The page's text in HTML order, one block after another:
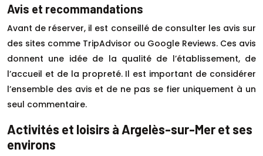
Avis et recommandations
Avant de réserver, il est conseillé de consulter les avis sur
des sites comme TripAdvisor ou Google Reviews. Ces avis
donnent une idée de la qualité de l’établissement, de
l’accueil et de la propreté. Il est important de considérer
l’ensemble des avis et de ne pas se fier uniquement à un
seul commentaire.
Activités et loisirs à Argelès-sur-Mer et ses
environs